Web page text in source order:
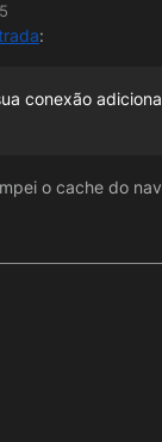
:
conexão
o cache do